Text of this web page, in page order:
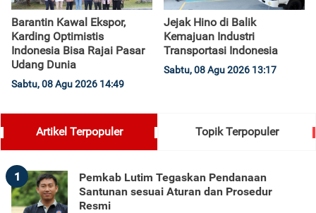
Barantin Kawal Ekspor,
Karding Optimistis
Indonesia Bisa Rajai Pasar
Udang Dunia
Sabtu, 08 Agu 2026 14:49
Jejak Hino di Balik
Kemajuan Industri
Transportasi Indonesia
Sabtu, 08 Agu 2026 13:17
Artikel Terpopuler Topik Terpopuler
1
Pemkab Lutim Tegaskan Pendanaan
Santunan sesuai Aturan dan Prosedur
Resmi